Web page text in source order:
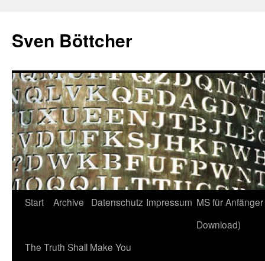
springen
Sven Böttcher
Start Archive Datenschutz Impressum MS für
Download)
The Truth Shall Make You